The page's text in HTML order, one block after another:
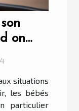
on
situations
les bébés
particulier